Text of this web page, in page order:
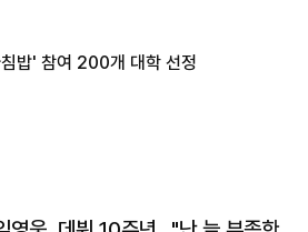
밥' 참여 200개 대학 선정